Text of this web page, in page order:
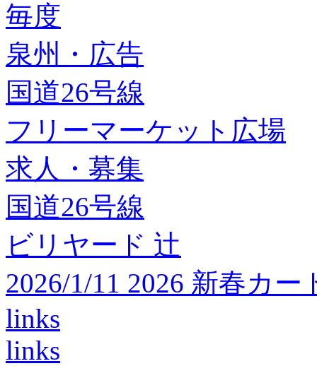
毎度
泉州・広告
国道26号線
フリーマーケット広場
求人・募集
国道26号線
ビリヤード 辻
2026/1/11 2026 新春カ
links
links